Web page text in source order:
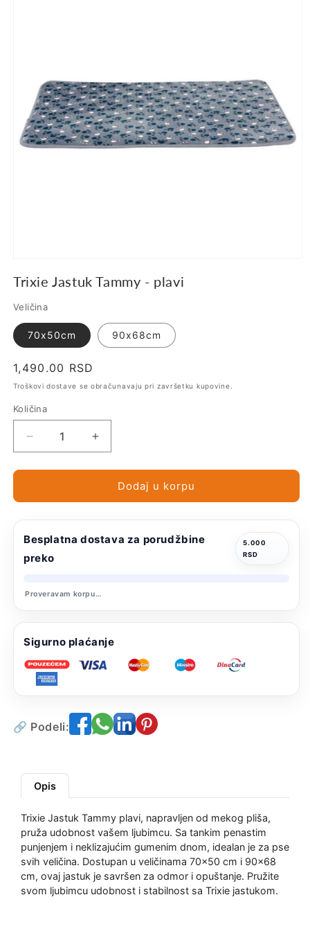
Trixie Jastuk Tammy - plavi
Veličina
70x50cm 90x68cm
Regularna
cena
1,490.00 RSD
Troškovi dostave se obračunavaju pri završetku kupovine.
Količina
Smanji
količinu
za
Jastuk
plavi
Povećaj
količinu
za
Trixie
Jastuk
plavi
Dodaj u korpu
Besplatna dostava za porudžbine
preko
5.000
RSD
Proveravam korpu…
Sigurno plaćanje
🔗 Podeli:
Opis
Trixie Jastuk Tammy plavi, napravljen od mekog pliša,
pruža udobnost vašem ljubimcu. Sa tankim penastim
punjenjem i neklizajućim gumenim dnom, idealan je za pse
svih veličina. Dostupan u veličinama 70x50 cm i 90x68
cm, ovaj jastuk je savršen za odmor i opuštanje. Pružite
svom ljubimcu udobnost i stabilnost sa Trixie jastukom.